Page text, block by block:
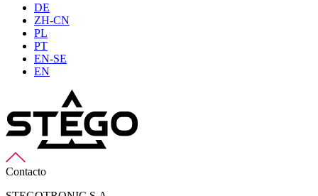
DE
ZH-CN
PL
PT
EN-SE
EN
Contacto